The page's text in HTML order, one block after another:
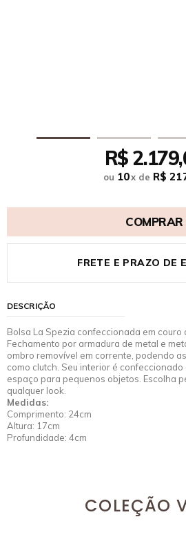
R$
ou 10xde R$
COMPRAR
FRETE E PRAZO DE
DESCRIÇÃO
Bolsa La Spezia confeccionada em couro
Fechamento por armadura de metal e
ombro removível em corrente, podendo
como clutch. Seu interior é confeccionado
espaço para pequenos objetos. Escolha
qualquer look.
Medidas:
Comprimento: 24cm
Altura: 17cm
Profundidade: 4cm
COLEÇÃO